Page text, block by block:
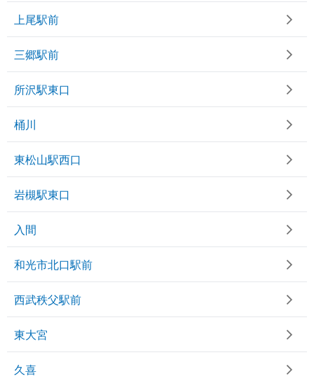
上尾駅前
三郷駅前
所沢駅東口
桶川
東松山駅西口
岩槻駅東口
入間
和光市北口駅前
西武秩父駅前
東大宮
久喜